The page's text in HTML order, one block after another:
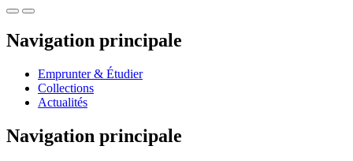
Navigation principale
Emprunter & Étudier
Collections
Actualités
Navigation principale